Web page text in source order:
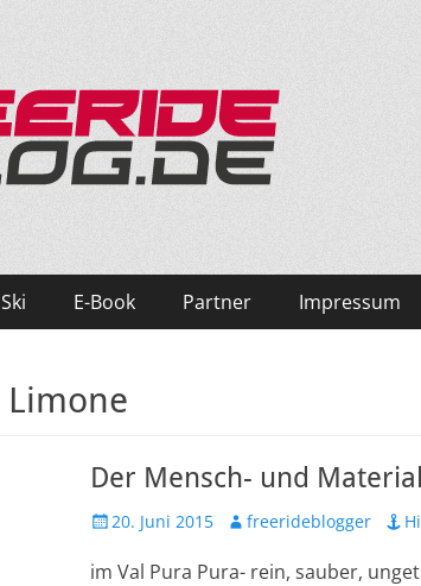
Ski E-Book Partner Impressum
Limone
Der Mensch- und
Veröffentlicht
20. Juni 2015 Autorfreerideblogger
im Val Pura Pura- rein, sauber,